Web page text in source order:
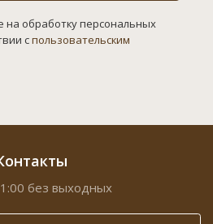
на обработку персональных
спользовательским
без выходных